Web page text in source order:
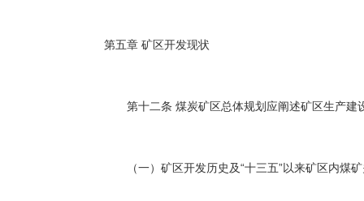
第五章 矿区开发现状
第十二条 煤炭矿区总体规划应阐述矿区生产建
（一）矿区开发历史及“十三五”以来矿区内煤矿